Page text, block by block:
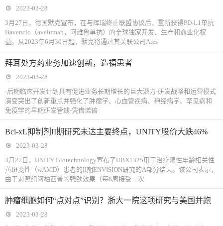
2023-03-28
3月27日，德国默克宣布，在与辉瑞终止联盟协议后，重新获得PD-L1单抗
Bavencio（avelumab，阿维鲁单抗）的全球独家开发、生产和商业化权
益。从2023年6月30日起，默克将通过其关联公司Ares
拜耳处方药业务加速创新，造福患者
2023-03-28
-后期临床开发计划具有促进业务长期增长的巨大潜力-研发战略和运营模式
演变突出了创新重点并强化了肿瘤学、心血管疾病、神经病学、罕见病和
免疫学的早期研发管线-凭借诺倍
Bcl-xL抑制剂II期研究未达主要终点，UNITY股价大跌46%
2023-03-28
3月27日，UNITY Biotechnology宣布了UBX1325用于治疗湿性年龄相关性
黄斑变性（wAMD）患者的II期ENVISION研究的A部分结果。该公司表示，
由于对照组阿柏西普的强劲效果（每8周接受一次
肿瘤细胞如何“点对点”识别？浙大一院这项研究与美国并跑
2023-03-28